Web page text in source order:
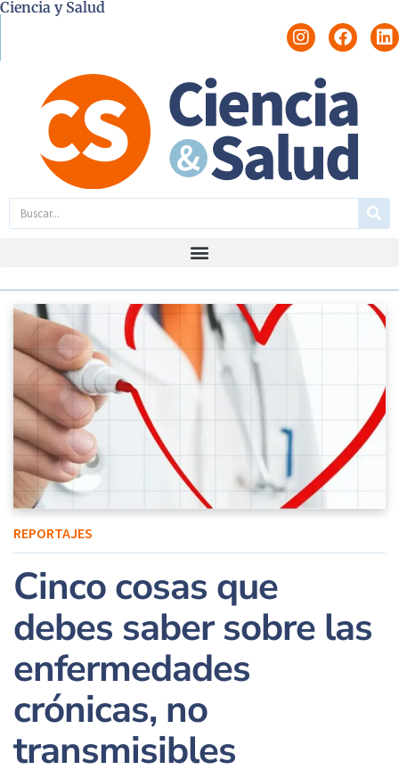
Ciencia y Salud
REPORTAJES
Cinco cosas que
debes saber sobre las
enfermedades
crónicas, no
transmisibles